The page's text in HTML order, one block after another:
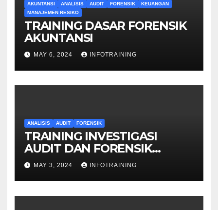
AKUNTANSI ANALISIS AUDIT FORENSIK
KEUANGAN
MANAJEMEN RESIKO
TRAINING DASAR FORENSIK
AKUNTANSI
MAY 6, 2024 INFOTRAINING
ANALISIS AUDIT FORENSIK
TRAINING INVESTIGASI
AUDIT DAN FORENSIK
KEUANGAN
MAY 3, 2024 INFOTRAINING